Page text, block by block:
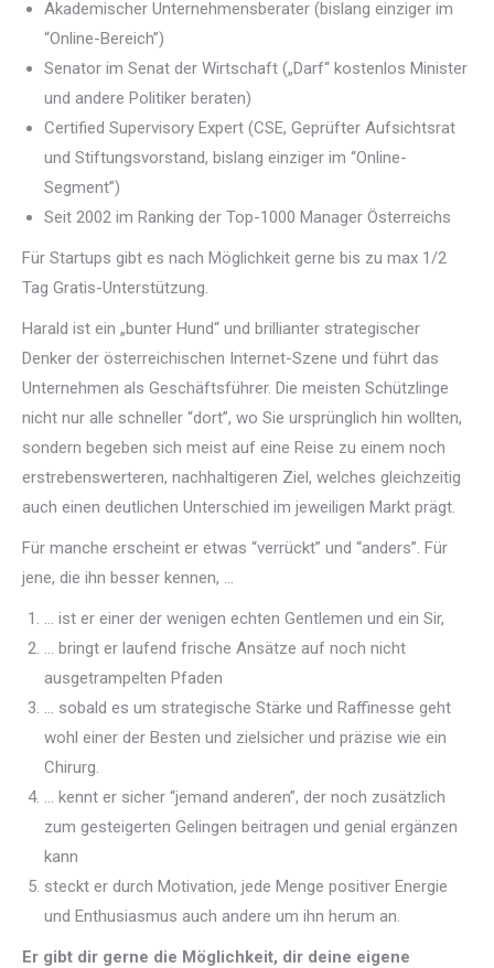
Akademischer Unternehmensberater (bislang einziger im
“Online-Bereich”)
Senator im Senat der Wirtschaft („Darf“ kostenlos Minister
und andere Politiker beraten)
Certified Supervisory Expert (CSE, Geprüfter Aufsichtsrat
und Stiftungsvorstand, bislang einziger im “Online-
Segment”)
Seit 2002 im Ranking der Top-1000 Manager Österreichs
Für Startups gibt es nach Möglichkeit gerne bis zu max 1/2
Tag Gratis-Unterstützung.
Harald ist ein „bunter Hund“ und brillianter strategischer
Denker der österreichischen Internet-Szene und führt das
Unternehmen als Geschäftsführer. Die meisten Schützlinge
nicht nur alle schneller “dort”, wo Sie ursprünglich hin wollten,
sondern begeben sich meist auf eine Reise zu einem noch
erstrebenswerteren, nachhaltigeren Ziel, welches gleichzeitig
auch einen deutlichen Unterschied im jeweiligen Markt prägt.
Für manche erscheint er etwas “verrückt” und “anders”. Für
jene, die ihn besser kennen, …
… ist er einer der wenigen echten Gentlemen und ein Sir,
… bringt er laufend frische Ansätze auf noch nicht
ausgetrampelten Pfaden
… sobald es um strategische Stärke und Raffinesse geht
wohl einer der Besten und zielsicher und präzise wie ein
Chirurg.
… kennt er sicher “jemand anderen”, der noch zusätzlich
zum gesteigerten Gelingen beitragen und genial ergänzen
kann
steckt er durch Motivation, jede Menge positiver Energie
und Enthusiasmus auch andere um ihn herum an.
Er gibt dir gerne die Möglichkeit, dir deine eigene